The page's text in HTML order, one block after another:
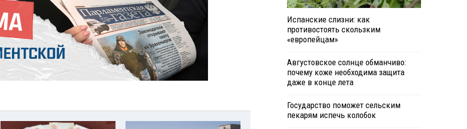
Испанские слизни: как
противостоять скользким
«европейцам»
Августовское солнце обманчиво:
почему коже необходима защита
даже в конце лета
Государство поможет сельским
пекарям испечь колобок